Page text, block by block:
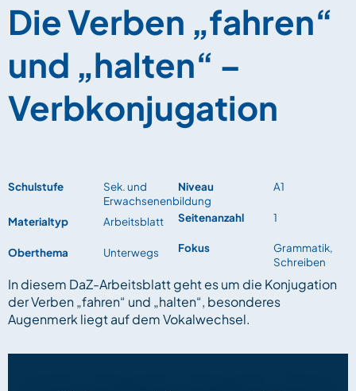
Die Verben „fahren“
und „halten“ –
Verbkonjugation
Schulstufe
Sek. und
Erwachsenenbildung
Materialtyp
Arbeitsblatt
Oberthema Unterwegs
Niveau A1
Seitenanzahl 1
Fokus
Grammatik,
Schreiben
In diesem DaZ-Arbeitsblatt geht es um die Konjugation
der Verben „fahren“ und „halten“, besonderes
Augenmerk liegt auf dem Vokalwechsel.